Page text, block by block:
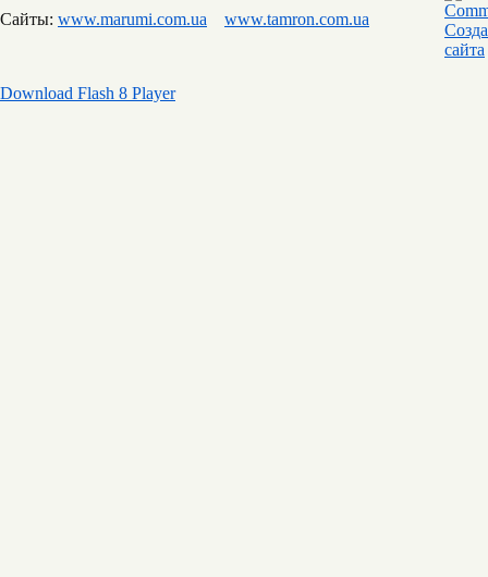
Сайты: www.marumi.com.ua www.tamron.com.ua
Download Flash 8 Player